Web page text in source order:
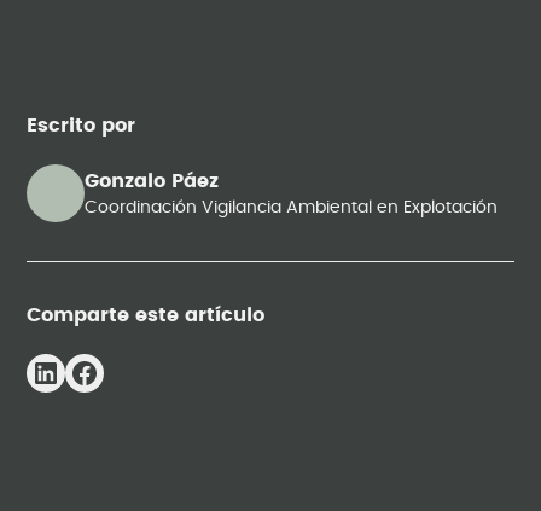
Escrito por
Gonzalo Páez
Coordinación Vigilancia Ambiental en Explotación
Comparte este artículo